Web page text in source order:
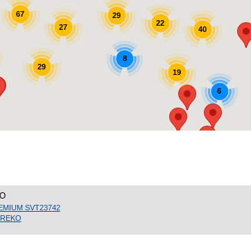
67 29
29
40
19
27
22
6
8
SVT23742